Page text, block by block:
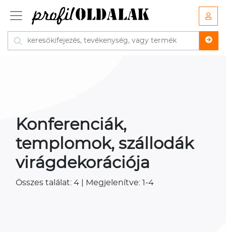
Konferenciák,
templomok, szállodák
virágdekorációja
Összes találat: 4 | Megjelenítve: 1-4